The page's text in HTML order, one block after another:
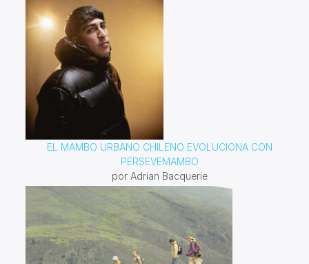
EL MAMBO URBANO CHILENO EVOLUCIONA CON
PERSEVEMAMBO
por Adrian Bacquerie